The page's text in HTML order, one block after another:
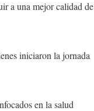
a una mejor calidad de
iniciaron la jornada
en la salud